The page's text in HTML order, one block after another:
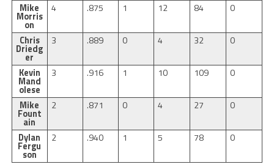
Mike
Morris
on
4 .875 1 12 84 0
Chris
Driedg
er
3 .889 0 4 32 0
Kevin
Mand
olese
3 .916 1 10 109 0
Mike
Fount
ain
2 .871 0 4 27 0
Dylan
Fergu
son
2 .940 1 5 78 0